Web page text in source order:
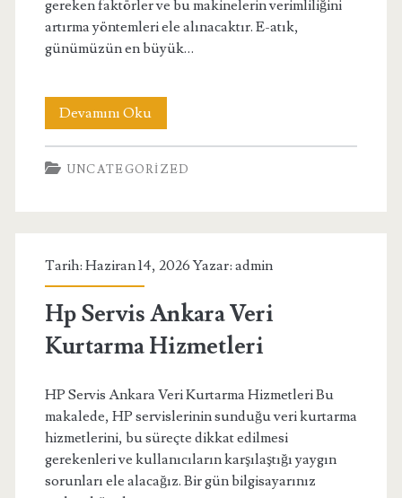
gereken faktörler ve bu makinelerin verimliliğini
artırma yöntemleri ele alınacaktır. E-atık,
günümüzün en büyük…
Devamını OkuDesigning
An
Efficient
Recycling
Machine
UNCATEGORIZED
Tarih: Haziran 14, 2026 Yazar: admin
Hp Servis Ankara Veri
Kurtarma Hizmetleri
HP Servis Ankara Veri Kurtarma Hizmetleri Bu
makalede, HP servislerinin sunduğu veri kurtarma
hizmetlerini, bu süreçte dikkat edilmesi
gerekenleri ve kullanıcıların karşılaştığı yaygın
sorunları ele alacağız. Bir gün bilgisayarınız